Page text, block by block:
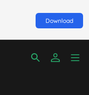
Download